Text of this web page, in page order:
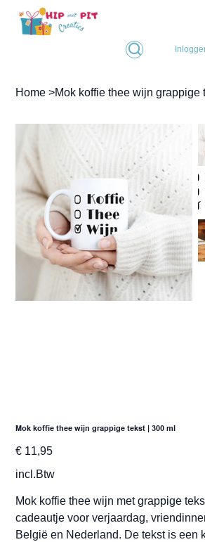
Home >Mok koffie thee wijn grappige
Mok koffie thee wijn grappige tekst | 300 ml
Prijs
€ 11,95
incl.Btw
Mok koffie thee wijn met grappige
cadeautje voor verjaardag,
België en Nederland. De tekst is een